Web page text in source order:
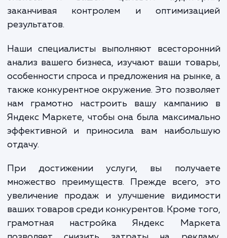
Настройка Яндекс Маркета – это не
настройка параметров и фильтров.
сложный и многоступенчатый
включающий в себя множество
аспектов, начиная от глубокого анализа
бизнеса и вашей целевой
результатов.
Наши специалисты выполняют
анализ вашего бизнеса, изучают ваши
особенности спроса и предложения на